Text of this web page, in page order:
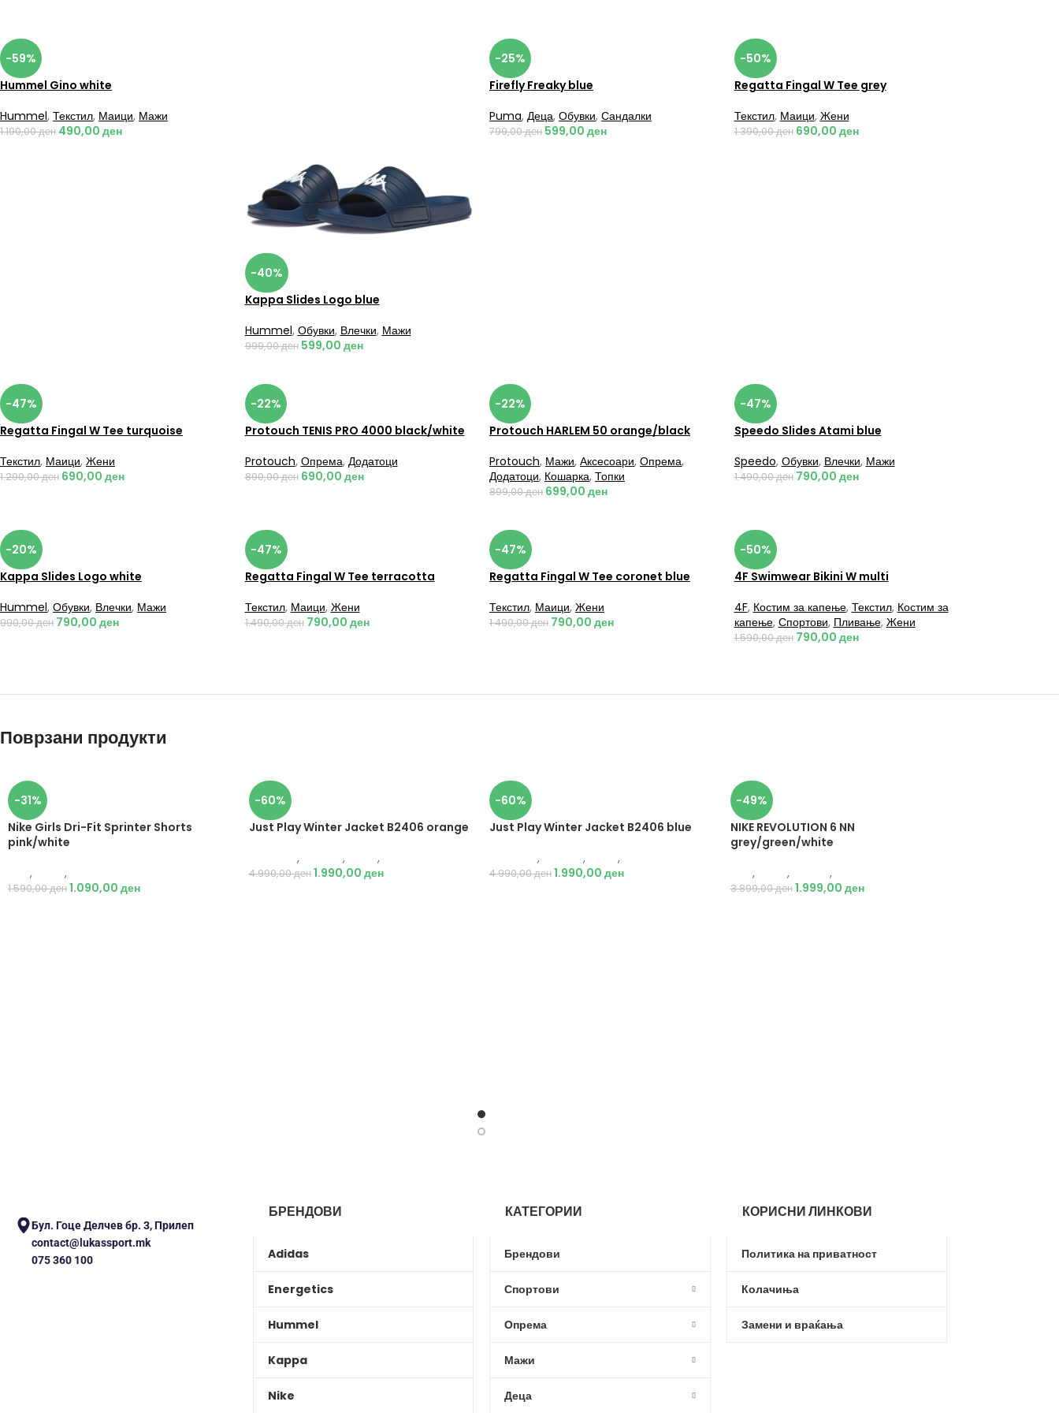
-59%
Hummel Gino white
Hummel, Текстил, Маици, Мажи
1.190,00ден 490,00 ден
-40%
Kappa Slides Logo blue
Hummel, Обувки, Влечки, Мажи
999,00ден 599,00 ден
-25%
Firefly Freaky blue
Puma, Деца, Обувки, Сандалки
799,00ден 599,00 ден
-50%
Regatta Fingal W Tee grey
Текстил, Маици, Жени
1.390,00ден 690,00 ден
-47%
Regatta Fingal W Tee turquoise
Текстил, Маици, Жени
1.290,00ден 690,00 ден
-22%
Protouch TENIS PRO 4000 black/white
Protouch, Опрема, Додатоци
890,00ден 690,00 ден
-22%
Protouch HARLEM 50 orange/black
Protouch, Мажи, Аксесоари, Опрема,
Додатоци, Кошарка, Топки
899,00ден 699,00 ден
-47%
Speedo Slides Atami blue
Speedo, Обувки, Влечки, Мажи
1.490,00ден 790,00 ден
-20%
Kappa Slides Logo white
Hummel, Обувки, Влечки, Мажи
990,00ден 790,00 ден
-47%
Regatta Fingal W Tee terracotta
Текстил, Маици, Жени
1.490,00ден 790,00 ден
-47%
Regatta Fingal W Tee coronet blue
Текстил, Маици, Жени
1.490,00ден 790,00 ден
-50%
4F Swimwear Bikini W multi
4F, Костим за капење, Текстил, Костим за
капење, Спортови, Пливање, Жени
1.590,00ден 790,00 ден
Поврзани продукти
-31%
Nike Girls Dri-Fit Sprinter Shorts
pink/white
, ,
1.590,00ден1.090,00 ден
-60%
Just Play Winter Jacket B2406 orange
, , ,
4.990,00ден 1.990,00 ден
-60%
Just Play Winter Jacket B2406 blue
, , ,
4.990,00ден1.990,00 ден
-49%
NIKE REVOLUTION 6 NN
grey/green/white
, , ,
3.899,00ден 1.999,00 ден
Бул. Гоце Делчев бр. 3, Прилеп
contact@lukassport.mk
075 360 100
БРЕНДОВИ
Adidas
Energetics
Hummel
Kappa
Nike
КАТЕГОРИИ
Брендови
Спортови
Опрема
Мажи
Деца
КОРИСНИ ЛИНКОВИ
Политика на приватност
Колачиња
Замени и враќања